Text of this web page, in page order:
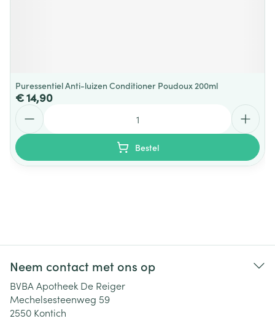
Puressentiel Anti-luizen Conditioner Poudoux 200ml
€ 14,90
Bestel
Neem contact met ons op
BVBA Apotheek De Reiger
Mechelsesteenweg 59
2550 Kontich